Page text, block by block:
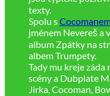
texty.
Spolu s
jménem Nevereš a
album Zpátky na
albem Trumpety.
Tady mu kreje
scény a Dubplate
Jirka, Cocoman,